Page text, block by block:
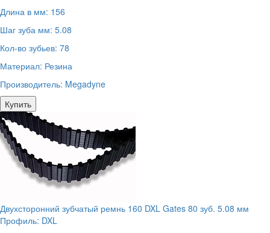
Длина в мм: 156
Шаг зуба мм: 5.08
Кол-во зубьев: 78
Материал: Резина
Производитель: Megadyne
Купить
Двухсторонний зубчатый ремнь 160 DXL Gates 80 зуб. 5.08 мм
Профиль: DXL